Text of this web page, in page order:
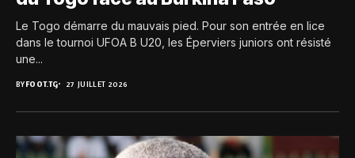
Le Togo démarre du mauvais pied. Pour son entrée en lice
dans le tournoi UFOA B U20, les Éperviers juniors ont résisté
une...
BYFOOT.TG 27 JUILLET 2026